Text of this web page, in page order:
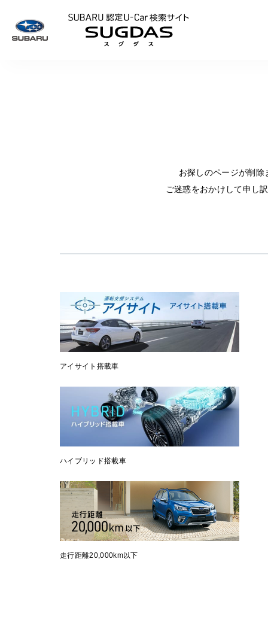
お探しのページが削
ご迷惑をおかけして申し
アイサイト搭載車
ハイブリッド搭載車
走行距離20,000km以下